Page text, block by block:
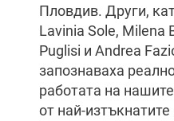
Пловдив. Други,
Lavinia Sole, Milena
Puglisi и Andrea
запознаваха
работата на
от най-